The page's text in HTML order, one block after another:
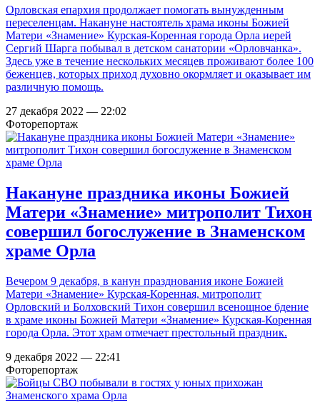
Орловская епархия продолжает помогать вынужденным
переселенцам. Накануне настоятель храма иконы Божией
Матери «Знамение» Курская-Коренная города Орла иерей
Сергий Шарга побывал в детском санатории «Орловчанка».
Здесь уже в течение нескольких месяцев проживают более 100
беженцев, которых приход духовно окормляет и оказывает им
различную помощь.
27 декабря 2022 — 22:02
Фоторепортаж
Накануне праздника иконы Божией
Матери «Знамение» митрополит Тихон
совершил богослужение в Знаменском
храме Орла
Вечером 9 декабря, в канун празднования иконе Божией
Матери «Знамение» Курская-Коренная, митрополит
Орловский и Болховский Тихон совершил всенощное бдение
в храме иконы Божией Матери «Знамение» Курская-Коренная
города Орла. Этот храм отмечает престольный праздник.
9 декабря 2022 — 22:41
Фоторепортаж